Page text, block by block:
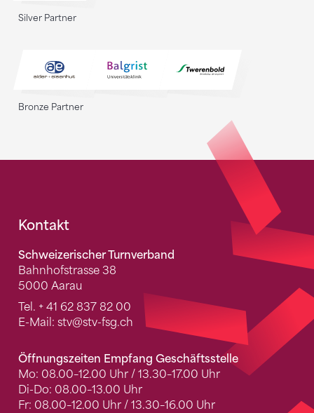
Silver Partner
Bronze Partner
Fusszeile
Kontakt
Schweizerischer Turnverband
Bahnhofstrasse 38
5000 Aarau
Tel. + 41 62 837 82 00
E-Mail: stv@stv-fsg.ch
Öffnungszeiten Empfang Geschäftsstelle
Mo: 08.00–12.00 Uhr / 13.30–17.00 Uhr
Di-Do: 08.00–13.00 Uhr
Fr: 08.00–12.00 Uhr / 13.30–16.00 Uhr